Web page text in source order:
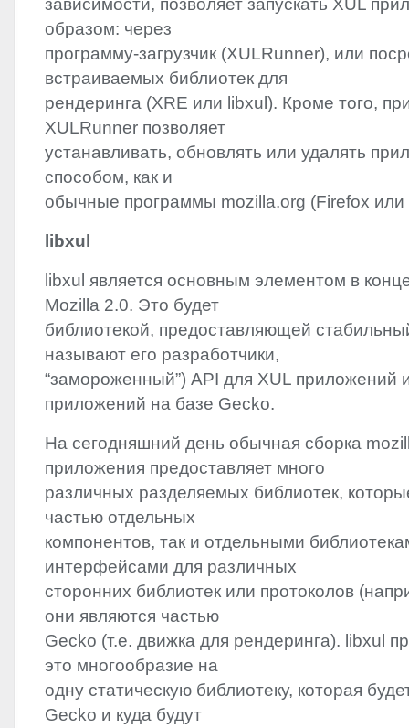
образом: через
программу-загрузчик (XULRunner), или
встраиваемых библиотек для
рендеринга (XRE или libxul). Кроме того,
XULRunner позволяет
устанавливать, обновлять или удалять
способом, как и
обычные программы mozilla.org (Firefox или
libxul
libxul является основным элементом в
Mozilla 2.0. Это будет
библиотекой, предоставляющей
называют его разработчики,
“замороженный”) API для XUL приложений
приложений на базе Gecko.
На сегодняшний день обычная сборка
приложения предоставляет много
различных разделяемых библиотек,
частью отдельных
компонентов, так и отдельными
интерфейсами для различных
сторонних библиотек или протоколов
они являются частью
Gecko (т.е. движка для рендеринга). libxul
это многообразие на
одну статическую библиотеку, которая
Gecko и куда будут